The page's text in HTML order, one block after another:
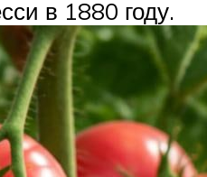
в 1880 году.